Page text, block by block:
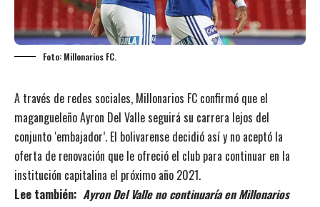
Foto: Millonarios FC.
A través de redes sociales, Millonarios FC confirmó que el
magangueleño Ayron Del Valle seguirá su carrera lejos del
conjunto ‘embajador’. El bolivarense decidió así y no aceptó la
oferta de renovación que le ofreció el club para continuar en la
institución capitalina el próximo año 2021.
Lee también: Ayron Del Valle no continuaría en Millonarios